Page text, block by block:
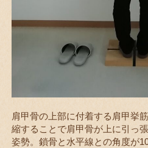
肩甲骨の上部に付着する肩甲挙
縮することで肩甲骨が上に引っ
姿勢。鎖骨と水平線との角度が